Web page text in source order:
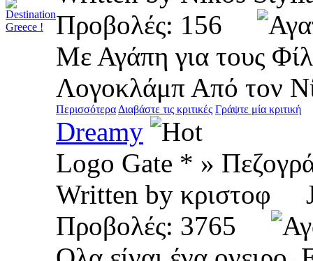
Προβολές: 156
Με Αγάπη για τους
Λογοκλάμπ Από τον
ΠερισσότεραΔιαβάστε τις κριτικές Γράψτε μία κριτική
Dreamy
Logo Gate * »
Written by κριστοφ
Προβολές: 3765